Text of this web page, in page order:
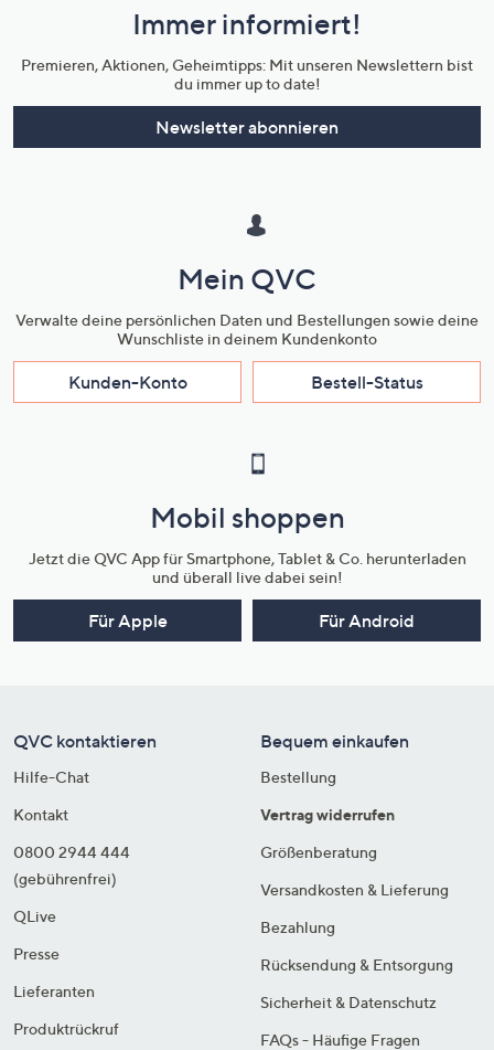
Unternehmensinformationen
Immer informiert!
Premieren, Aktionen, Geheimtipps: Mit unseren Newslettern bist
du immer up to date!
Newsletter abonnieren
Mein QVC
Verwalte deine persönlichen Daten und Bestellungen sowie deine
Wunschliste in deinem Kundenkonto
Kunden-Konto Bestell-Status
Mobil shoppen
Jetzt die QVC App für Smartphone, Tablet & Co. herunterladen
und überall live dabei sein!
Für Apple Für Android
QVC kontaktieren
Hilfe-Chat
Kontakt
0800 2944 444
(gebührenfrei)
QLive
Presse
Lieferanten
Produktrückruf
Bequem einkaufen
Bestellung
Vertrag widerrufen
Größenberatung
Versandkosten & Lieferung
Bezahlung
Rücksendung & Entsorgung
Sicherheit & Datenschutz
FAQs - Häufige Fragen